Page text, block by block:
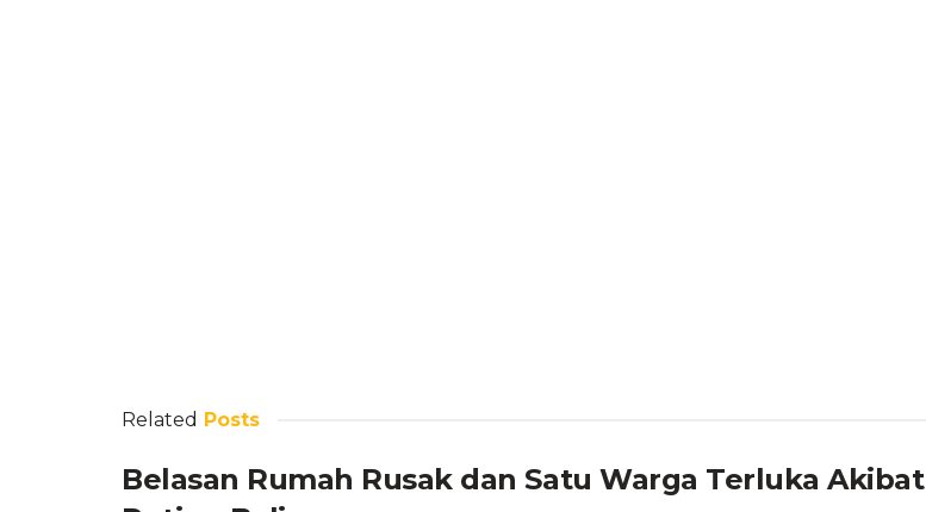
Related Posts
Belasan Rumah Rusak dan Satu Warga Terluka Akibat